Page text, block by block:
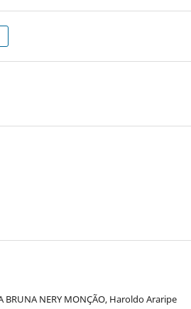
NERY MONÇÃO, Haroldo Araripe